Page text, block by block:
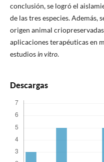
conclusión, se logró el
de las tres especies. Además,
origen animal
aplicaciones terapéuticas en
estudiosin vitro.
Descargas